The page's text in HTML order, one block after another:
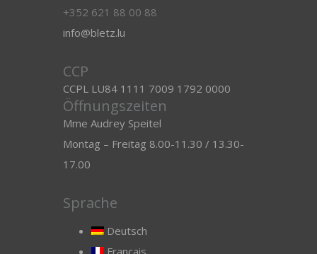
+352 621 88 00 88
info@bletz.lu
CCP
CCPL LU84 1111 7009 1792 0000
Öffnungszeiten
Mme Audrey Speitel
Montag – Freitag 8.00-11.30 / 13.30-
17.00
Sprache
Deutsch